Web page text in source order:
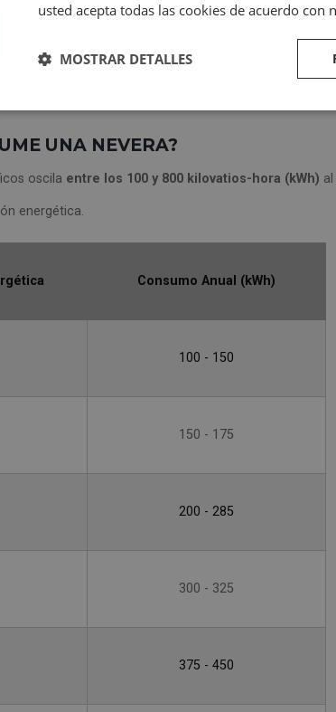
UNA NEVERA?
oscila entre los 100 y 800 kilovatios-hora (kWh)
energética.
Consumo Anual (kWh)
100 - 150
150 - 175
200 - 285
300 - 325
375 - 450
usted acepta todas las cookies de acuerdo con
MOSTRAR DETALLES